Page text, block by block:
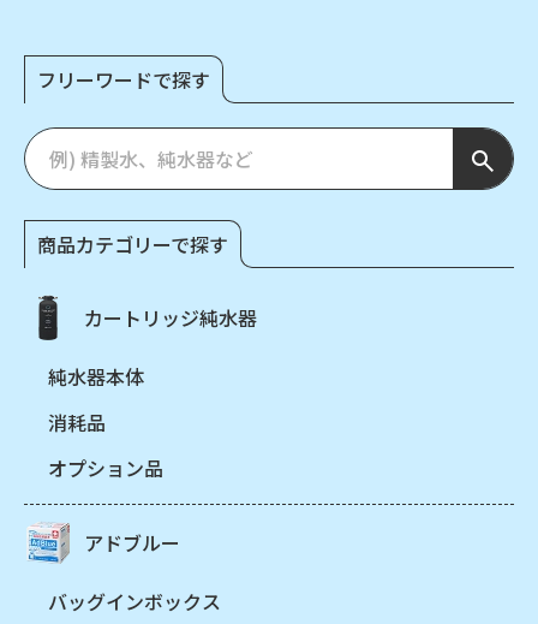
フリーワードで探す
商品カテゴリーで探す
カートリッジ純水器
純水器本体
消耗品
オプション品
アドブルー
バッグインボックス